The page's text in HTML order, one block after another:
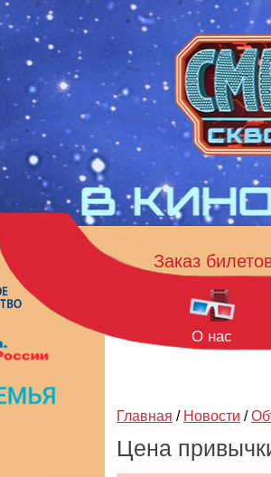
Заказ
О нас
Главная / Новости /
Цена